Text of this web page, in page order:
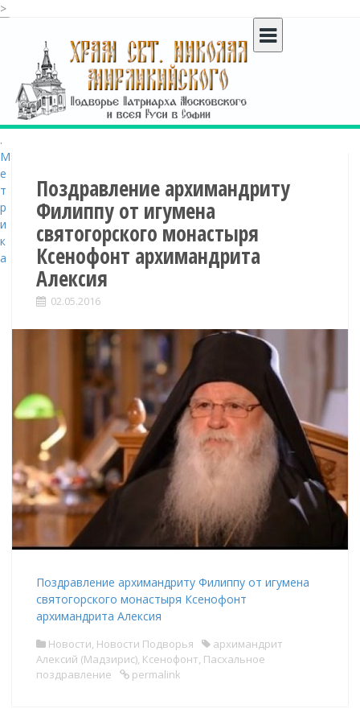
>
c
o
n
t
e
n
t
Поздравление архимандриту
Филиппу от игумена
святогорского монастыря
Ксенофонт архимандрита
Алексия
02.05.2016
Поздравление архимандриту Филиппу от игумена
святогорского монастыря Ксенофонт
архимандрита Алексия
Новости, Новости Подворья
архимандрит
Алексий (Мадзирис), Ксенофонт, Пасхальное
поздравление
permalink